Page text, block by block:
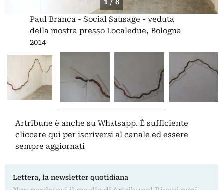
1 / 8
Paul Branca - Social Sausage - veduta
della mostra presso Localedue, Bologna
2014
Artribune è anche su Whatsapp. È sufficiente
cliccare qui per iscriversi al canale ed essere
sempre aggiornati
Lettera, la newsletter quotidiana